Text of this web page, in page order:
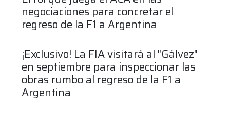
negociaciones para concretar el
regreso de la F1 a Argentina
¡Exclusivo! La FIA visitará al "Gálvez"
en septiembre para inspeccionar las
obras rumbo al regreso de la F1 a
Argentina